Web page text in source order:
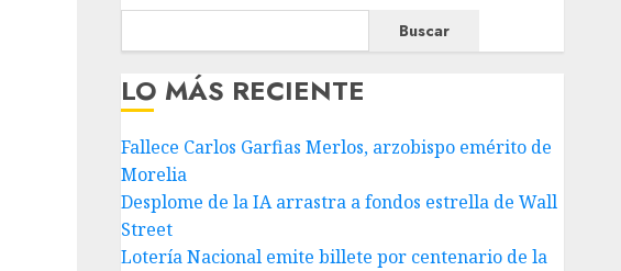
Buscar
LO MÁS RECIENTE
Fallece Carlos Garfias Merlos, arzobispo emérito de
Morelia
Desplome de la IA arrastra a fondos estrella de Wall
Street
Lotería Nacional emite billete por centenario de la